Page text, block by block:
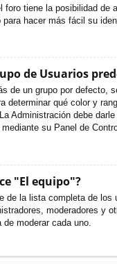
foro tiene la posibilidad de
para hacer más fácil su
de Usuarios
de un grupo por defecto,
determinar qué color y
Administración debe
su Panel de
"El equipo"?
de la lista completa de los
moderadores y
moderar cada uno.